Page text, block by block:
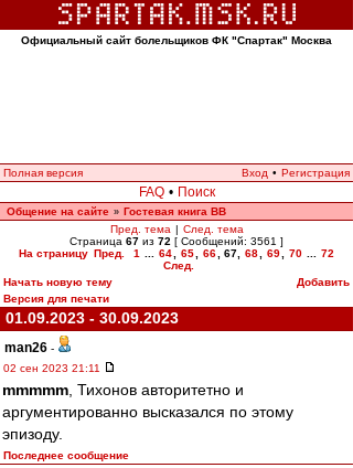
Официальный сайт болельщиков ФК "Спартак" Москва
Полная версия Вход • Регистрация
FAQ • Поиск
Общение на сайте » Гостевая книга ВВ
Пред. тема | След. тема
Страница 67 из 72 [ Сообщений: 3561 ]
На страницу Пред. 1 64 65 66 67 68 69 70
72
След.
Начать новую тему
Добавить
Версия для печати
01.09.2023 - 30.09.2023
man26 -
02 сен 2023 21:11
mmmmm , Тихонов авторитетно и
аргументированно высказался по этому
эпизоду.
Последнее сообщение